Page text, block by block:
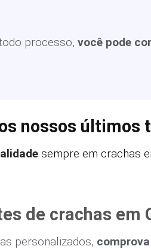
processo, você pode
nossos últimos
sempre em crachas
de crachas em
personalizados,